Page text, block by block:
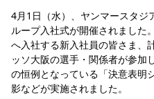
アウェイツアー
アウェイツアー
よくある質問
よくある質問
スポーツクラブ
スポーツクラブ
関連団体/施設
長居公園 セレッソフットサルパー
4月1日（水）、ヤンマースタジ
ループ入社式が開催されました
へ入社する新入社員の皆さま、
ッソ大阪の選手・関係者が参加
の恒例となっている「決意表明
影などが実施されました。